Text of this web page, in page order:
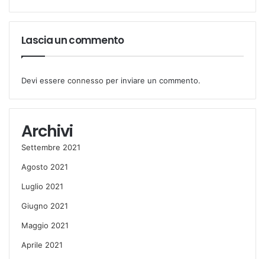
Lascia un commento
Devi essere connesso per inviare un commento.
Archivi
Settembre 2021
Agosto 2021
Luglio 2021
Giugno 2021
Maggio 2021
Aprile 2021